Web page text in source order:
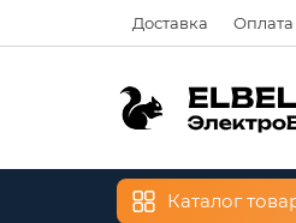
Доставка Оплата
Каталог